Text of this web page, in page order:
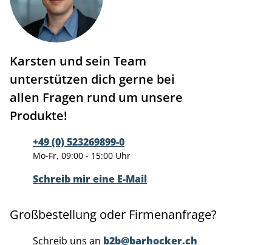
Karsten und sein Team
unterstützen dich gerne bei
allen Fragen rund um unsere
Produkte!
+49 (0) 523269899-0
Mo-Fr, 09:00 - 15:00 Uhr
Schreib mir eine E-Mail
Großbestellung oder Firmenanfrage?
Schreib uns an b2b@barhocker.ch